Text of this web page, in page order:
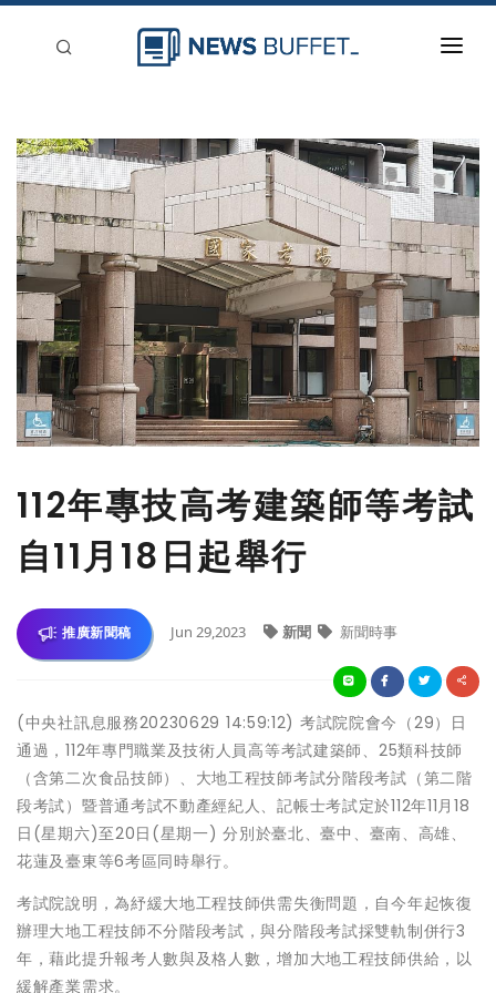
新聞稿分類
登入
刊登
112年專技高考建築師等考試
自11月18日起舉行
推廣新聞稿 Jun 29,2023 新聞 新聞時事
(中央社訊息服務20230629 14:59:12) 考試院院會今（29）日
通過，112年專門職業及技術人員高等考試建築師、25類科技師
（含第二次食品技師）、大地工程技師考試分階段考試（第二階
段考試）暨普通考試不動產經紀人、記帳士考試定於112年11月18
日(星期六)至20日(星期一) 分別於臺北、臺中、臺南、高雄、
花蓮及臺東等6考區同時舉行。
考試院說明，為紓緩大地工程技師供需失衡問題，自今年起恢復
辦理大地工程技師不分階段考試，與分階段考試採雙軌制併行3
年，藉此提升報考人數與及格人數，增加大地工程技師供給，以
緩解產業需求。